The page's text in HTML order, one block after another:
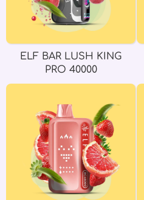
ELF BAR LUSH KING
PRO 40000